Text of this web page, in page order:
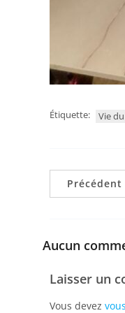
Étiquette: Vie
Précédent
Aucun
Laisser un
Vous devez